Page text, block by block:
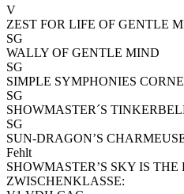
V
ZEST FOR LIFE OF GENTLE
SG
WALLY OF GENTLE MIND
SG
SIMPLE SYMPHONIES
SG
SHOWMASTER´S
SG
SUN-DRAGON’S
Fehlt
SHOWMASTER’S SKY IS
ZWISCHENKLASSE: